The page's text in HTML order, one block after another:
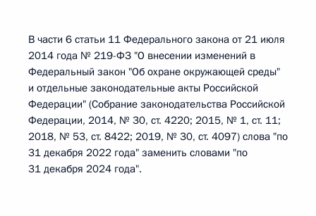
В части 6 статьи 11 Федерального закона от 21 июля
2014 года № 219-ФЗ "О внесении изменений в
Федеральный закон "Об охране окружающей среды"
и отдельные законодательные акты Российской
Федерации" (Собрание законодательства Российской
Федерации, 2014, № 30, ст. 4220; 2015, № 1, ст. 11;
2018, № 53, ст. 8422; 2019, № 30, ст. 4097) слова "по
31 декабря 2022 года" заменить словами "по
31 декабря 2024 года".